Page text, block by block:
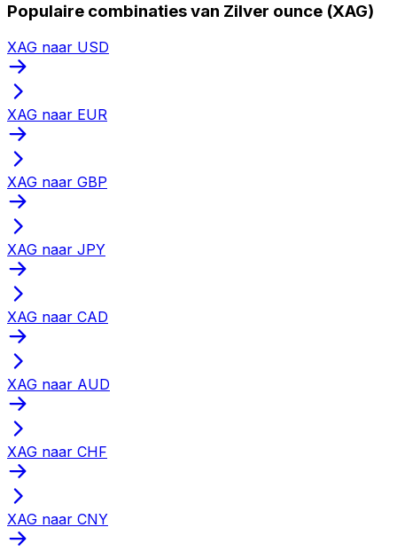
Populaire combinaties van Zilver ounce (XAG)
XAG naar USD
XAG naar EUR
XAG naar GBP
XAG naar JPY
XAG naar CAD
XAG naar AUD
XAG naar CHF
XAG naar CNY